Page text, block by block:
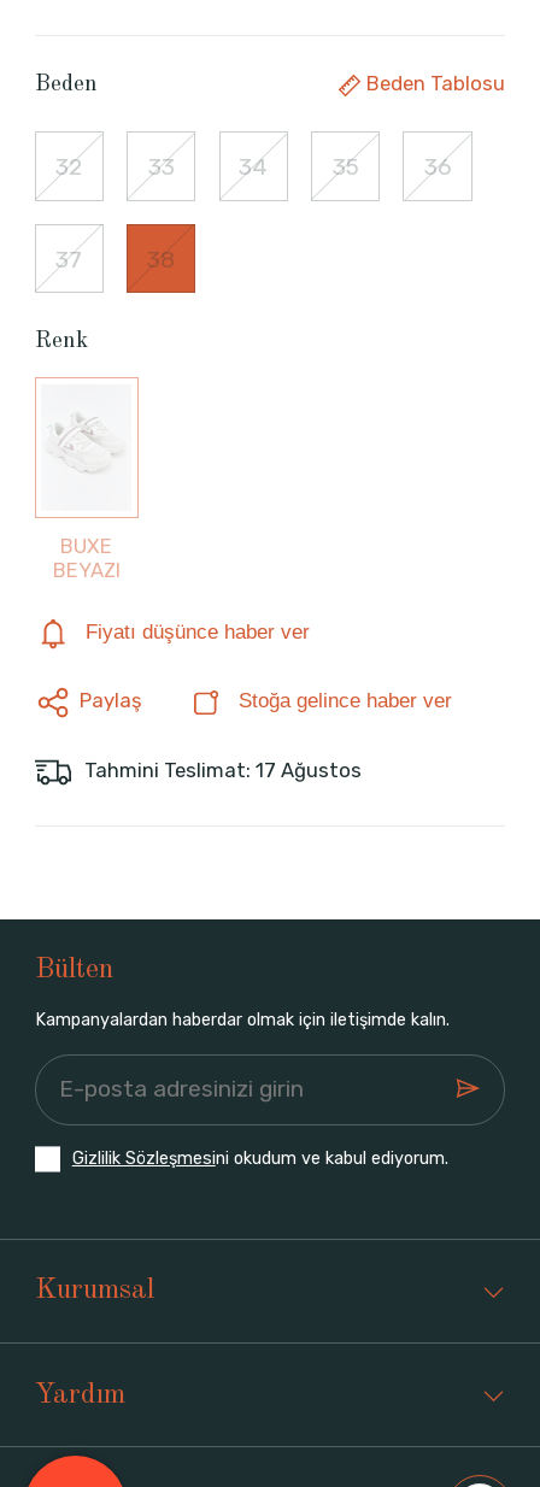
Beden Beden Tablosu
32 33 34 35 36
37 38
Renk
BUXE
BEYAZI
Fiyatı düşünce haber ver
Paylaş Stoğa gelince haber ver
Tahmini Teslimat: 17 Ağustos
Bülten
Kampanyalardan haberdar olmak için iletişimde kalın.
Gizlilik Sözleşmesini okudum ve kabul ediyorum.
Kurumsal
Yardım